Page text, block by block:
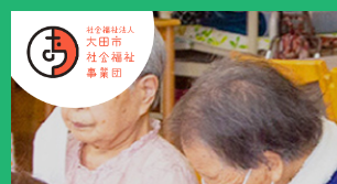
このページの本文へ